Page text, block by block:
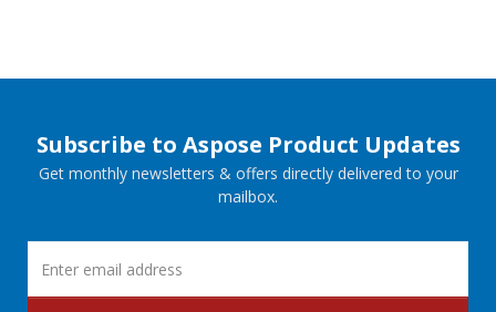
Subscribe to Aspose Product Updates
Get monthly newsletters & offers directly delivered to your
mailbox.